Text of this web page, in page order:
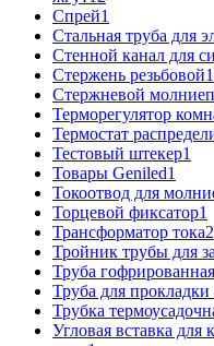
Спрей1
Стальная труба для
Стенной канал для
Стержень резьбовой
Стержневой
Терморегулятор
Термостат
Тестовый штекер1
Товары Geniled1
Токоотвод для
Торцевой фиксатор1
Трансформатор тока
Тройник трубы для
Труба
Труба для прокладки
Трубка
Угловая вставка для